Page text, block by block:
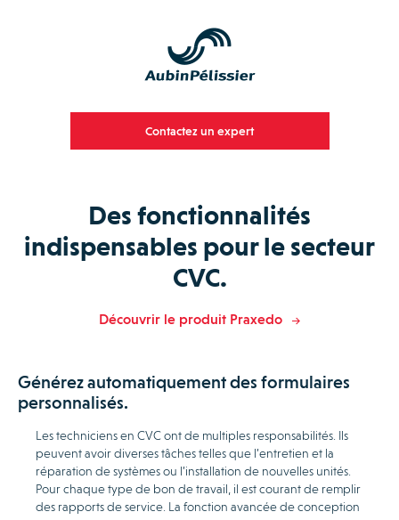
Contactez un expert
Des fonctionnalités
indispensables pour le secteur
CVC.
Découvrir le produit Praxedo
Générez automatiquement des formulaires
personnalisés.
Les techniciens en CVC ont de multiples responsabilités. Ils
peuvent avoir diverses tâches telles que l’entretien et la
réparation de systèmes ou l’installation de nouvelles unités.
Pour chaque type de bon de travail, il est courant de remplir
des rapports de service. La fonction avancée de conception